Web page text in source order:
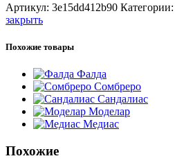
Артикул: 3e15dd412b90 Категории:
закрыть
Похожие товары
Фалда
Сомбреро
Сандалиас
Моделар
Медиас
Похожие